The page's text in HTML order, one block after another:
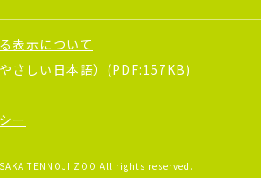
表示について
さしい日本語）(PDF:157KB)
ー
TENNOJI ZOO All rights reserved.